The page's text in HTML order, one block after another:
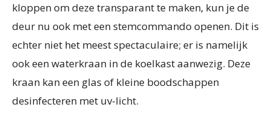
kloppen om deze transparant te maken, kun je de
deur nu ook met een stemcommando openen. Dit is
echter niet het meest spectaculaire; er is namelijk
ook een waterkraan in de koelkast aanwezig. Deze
kraan kan een glas of kleine boodschappen
desinfecteren met uv-licht.